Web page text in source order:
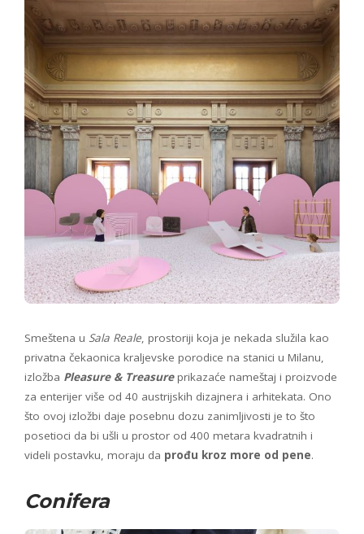
Smeštena u Sala Reale, prostoriji koja je nekada služila kao
privatna čekaonica kraljevske porodice na stanici u Milanu,
izložba Pleasure & Treasureprikazaće nameštaj i proizvode
za enterijer više od 40 austrijskih dizajnera i arhitekata. Ono
što ovoj izložbi daje posebnu dozu zanimljivosti je to što
posetioci da bi ušli u prostor od 400 metara kvadratnih i
videli postavku, moraju da prođu kroz more od pene.
Conifera